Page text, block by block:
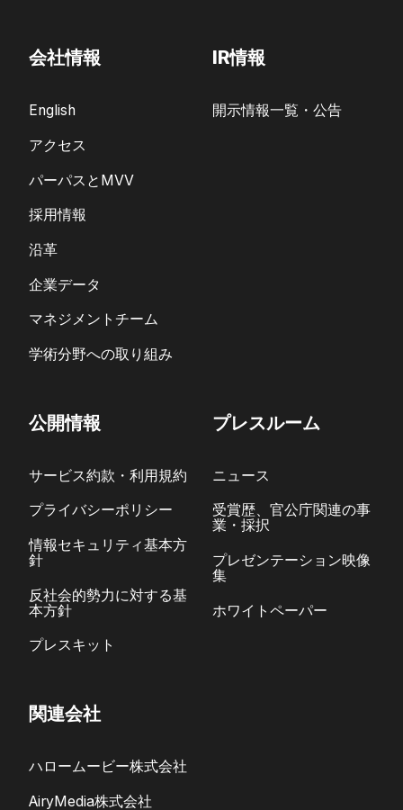
会社情報
English
アクセス
パーパスとMVV
採用情報
沿革
企業データ
マネジメントチーム
学術分野への取り組み
IR情報
開示情報一覧・公告
公開情報
サービス約款・利用規約
プライバシーポリシー
情報セキュリティ基本方
針
反社会的勢力に対する基
本方針
プレスキット
プレスルーム
ニュース
受賞歴、官公庁関連の事
業・採択
プレゼンテーション映像
集
ホワイトペーパー
関連会社
ハロームービー株式会社
AiryMedia株式会社